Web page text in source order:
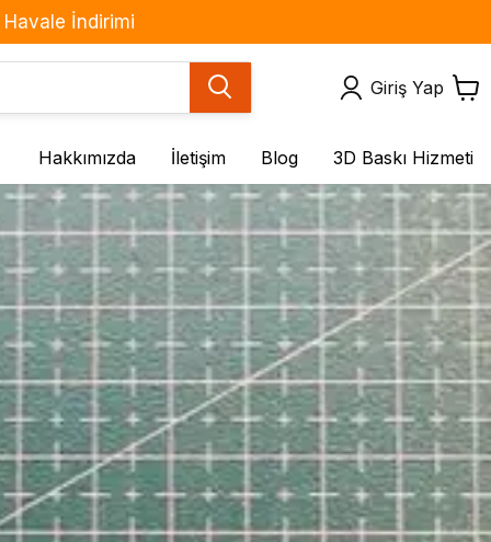
İndirimi
Giriş Yap
Motor ve Sürücüler
BLDC Motorlar
DC Motorlar
Fan Çeşitleri
Redüktörlü DC Motorlar
Servo Motorlar
Step Motorlar
Step Motor Sürücü
Kartları
Sensör ve Modüller
(IMU) Çoklu Sensör
Kartları
Basınç Sensörleri
Gaz Sensörleri
Hareket & Ses
Sensörleri
Işık / Renk
Kuvvet / Titreşim / Eğim
Mesafe / Çizgi / Cisim
Sıcaklık / Nem
Hakkımızda İletişim Blog 3D Baskı Hizmeti